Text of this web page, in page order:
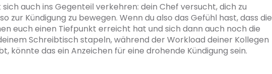
sich auch ins Gegenteil verkehren: dein Chef versucht, dich zu
zur Kündigung zu bewegen. Wenn du also das Gefühl hast, dass die
euch einen Tiefpunkt erreicht hat und sich dann auch noch die
Schreibtisch stapeln, während der Workload deiner Kollegen
könnte das ein Anzeichen für eine drohende Kündigung sein.